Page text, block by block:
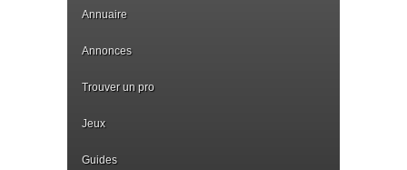
Annuaire
Annonces
Trouver un pro
Jeux
Guides